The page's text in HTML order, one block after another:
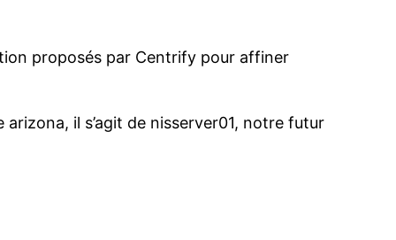
proposés par Centrify pour affiner
il s’agit de nisserver01, notre futur